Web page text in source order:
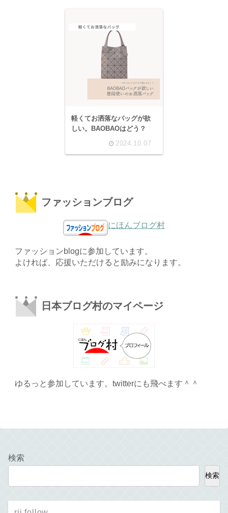
軽くてお洒落なバッグが欲
しい。BAOBAOはどう？
2024.10.07
ファッションブログ
にほんブログ村
ファッションblogに参加しています。
よければ、応援いただけると励みになります。
日本ブログ村のマイページ
ゆるっと参加しています。twitterにも飛べます＾＾
検索
検索